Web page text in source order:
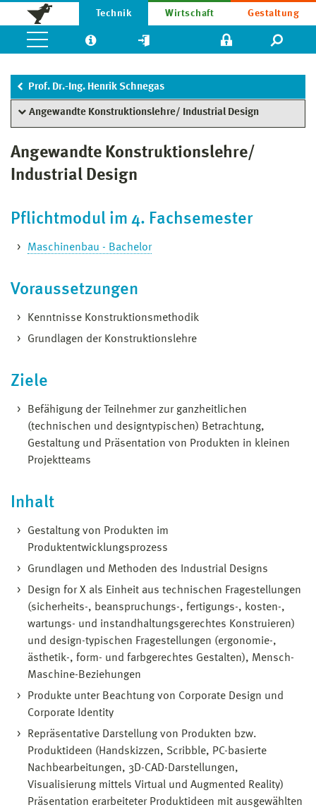
Technik Wirtschaft Gestaltung
Prof. Dr.-Ing. Henrik Schnegas
Angewandte Konstruktionslehre/ Industrial Design
Angewandte Konstruktionslehre/
Industrial Design
Pflichtmodul im 4. Fachsemester
Maschinenbau - Bachelor
Voraussetzungen
Kenntnisse Konstruktionsmethodik
Grundlagen der Konstruktionslehre
Ziele
Befähigung der Teilnehmer zur ganzheitlichen
(technischen und designtypischen) Betrachtung,
Gestaltung und Präsentation von Produkten in kleinen
Projektteams
Inhalt
Gestaltung von Produkten im
Produktentwicklungsprozess
Grundlagen und Methoden des Industrial Designs
Design for X als Einheit aus technischen Fragestellungen
(sicherheits-, beanspruchungs-, fertigungs-, kosten-,
wartungs- und instandhaltungsgerechtes Konstruieren)
und design-typischen Fragestellungen (ergonomie-,
ästhetik-, form- und farbgerechtes Gestalten), Mensch-
Maschine-Beziehungen
Produkte unter Beachtung von Corporate Design und
Corporate Identity
Repräsentative Darstellung von Produkten bzw.
Produktideen (Handskizzen, Scribble, PC-basierte
Nachbearbeitungen, 3D-CAD-Darstellungen,
Visualisierung mittels Virtual und Augmented Reality)
Präsentation erarbeiteter Produktideen mit ausgewählten